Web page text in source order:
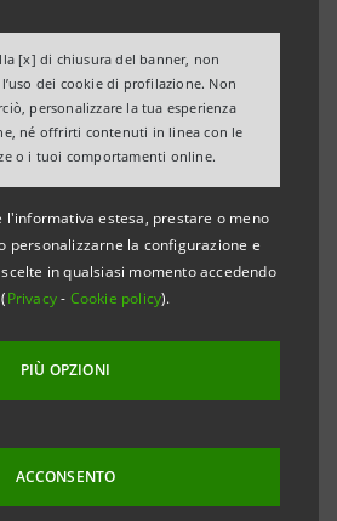
[x] di chiusura del banner, non
dei cookie di profilazione. Non
personalizzare la tua esperienza
né offrirti contenuti in linea con le
o i tuoi comportamenti online.
l'informativa estesa, prestare o meno
personalizzarne la configurazione e
in qualsiasi momento accedendo
Privacy- Cookie policy).
PIÙ OPZIONI
ACCONSENTO
"In
Caporale"